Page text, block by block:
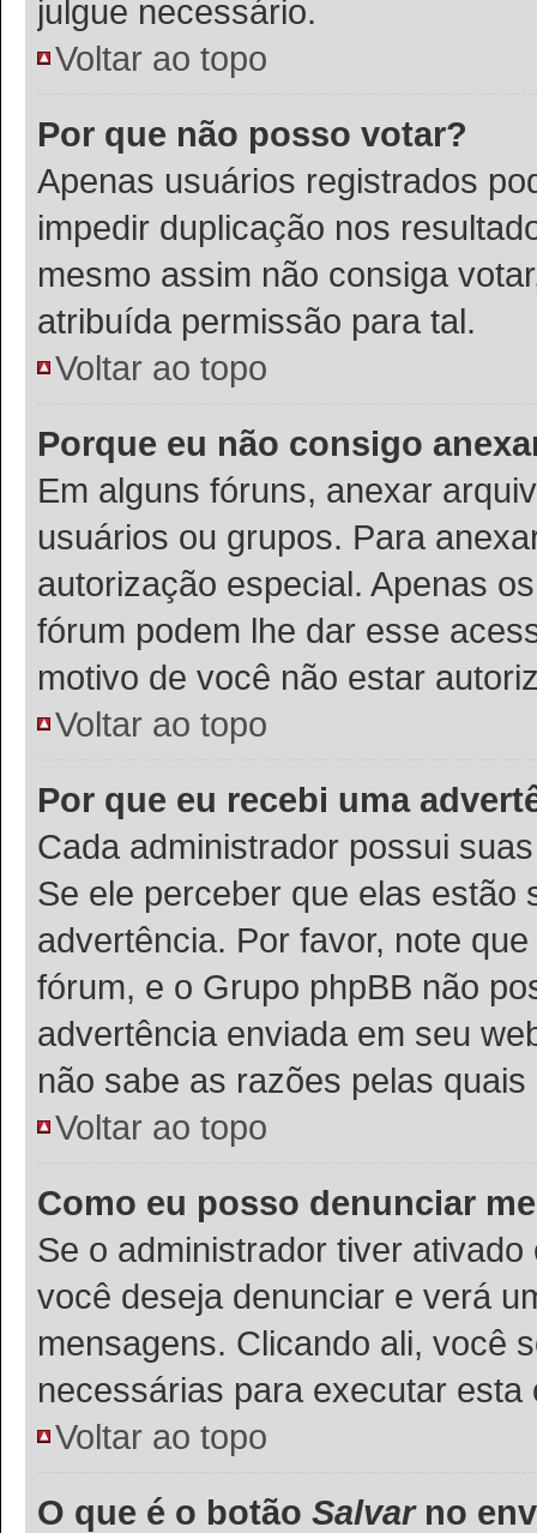
julgue necessário.
Voltar ao topo
Por que não posso votar?
Apenas usuários registrados
impedir duplicação nos
mesmo assim não consiga
atribuída permissão para tal.
Voltar ao topo
Porque eu não consigo
Em alguns fóruns, anexar
usuários ou grupos. Para
autorização especial. Apenas
fórum podem lhe dar esse
motivo de você não estar
Voltar ao topo
Por que eu recebi uma
Cada administrador possui
Se ele perceber que elas
advertência. Por favor, note
fórum, e o Grupo phpBB não
advertência enviada em seu
não sabe as razões pelas
Voltar ao topo
Como eu posso denunciar
Se o administrador tiver
você deseja denunciar e verá
mensagens. Clicando ali, você
necessárias para executar esta
Voltar ao topo
O que é o botão Salvarno